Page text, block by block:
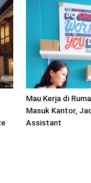
Mau Kerja di
Masuk Kantor,
Assistant